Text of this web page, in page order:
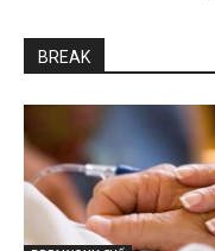
BREAK